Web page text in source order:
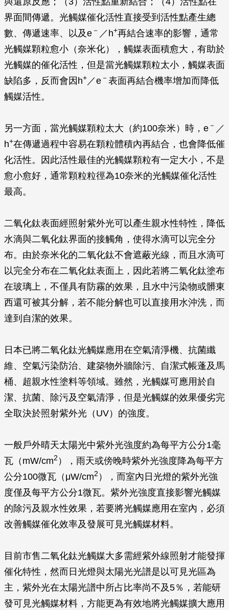
界面間傳遞。光觸媒催化活性直接受到活性點產生總
數、傳遞速率、以及e － ／h+再結合速率的影響，通常
光觸媒顆粒愈小（奈米化），觸媒表面積愈大，有助於
光觸媒的催化活性，但是當光觸媒顆粒太小，觸媒表面
缺陷多，反而會因h+ ／e － 表面再結合機率增加而降低
觸媒活性。
另一方面，當光觸媒顆粒太大（約100奈米）時，e － ／
h+在傳遞過程中容易在顆粒體積內再結合，也會降低催
化活性。因此活性最佳的光觸媒顆粒有一定大小，不是
愈小愈好，通常顆粒粒徑為10奈米的光觸媒催化活性
最高。
二氧化鈦表面經照射紫外光可以產生親水性特性，降低
水滴與二氧化鈦界面的接觸角，使得水滴可以完全分
布。由於奈米化的二氧化鈦不會遮蔽光線，而且水滴可
以完全分布在二氧化鈦表面上，因此若將二氧化鈦塗布
在玻璃上，不僅具有防霧的效果，且水中污染物或髒東
西還可被其分解，若不能分解也可以直接用水沖洗，而
達到自潔的效果。
日本已將二氧化鈦光觸媒應用在空氣清淨機、抗菌纖
維、空氣污染防治、建築物外牆除污、自潔式帳蓬及馬
桶、超親水性塗料等領域。雖然，光觸媒可應用於自
潔、抗菌、除污及空氣清淨，但是光觸媒的效果優劣完
全取決於照射紫外光（UV）的強度。
一般戶外晴天太陽光中紫外光強度約為每平方公分1毫
瓦（mW/cm2 ），雨天或傍晚時紫外光強度降為每平方
公分100微瓦（ μW/cm2 ），而室內日光燈的紫外光強
度僅及每平方公分1微瓦。紫外光強度直接影響光觸媒
的除污及親水性效果，若要將光觸媒應用在室內，必須
改善觸媒催化效率及發展可見光觸媒材料。
目前市售二氧化鈦光觸媒大多需經紫外線照射才能發揮
催化特性，然而日光燈與太陽光光譜是以可見光區為
主，紫外光在太陽光譜中所占比率尚不及5％，若能研
發可見光觸媒材料，方能更為有效地將光觸媒擴大應用